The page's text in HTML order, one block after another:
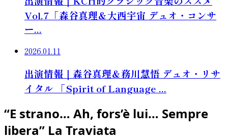
Vol.7「森谷真理＆大西宇宙 デュオ・コンサ
ー...
2026.01.11
出演情報｜森谷真理＆務川慧悟 デュオ・リサ
イタル 「Spirit of Language ...
“E strano… Ah, fors’è lui… Sempre
libera” La Traviata